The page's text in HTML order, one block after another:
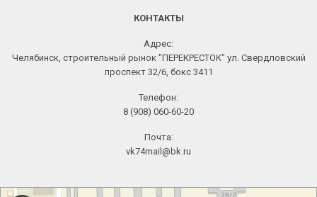
КОНТАКТЫ
Адрес:
Челябинск, строительный рынок "ПЕРЕКРЕСТОК" ул. Свердловский
проспект 32/6, бокс 3411
Телефон:
8 (908) 060-60-20
Почта:
vk74mail@bk.ru